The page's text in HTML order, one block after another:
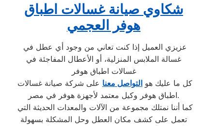
شكاوي صيانة غسالات اطباق
هوفر العجمي
غسالة الملابس المنزلية، أو الأعطال المفاجئة في
غسالات اطباق هوفر
كل ما عليك هو التواصل معنا على شركة صيانة غسالات
اطباق هوفر وكيل معتمد لأجهزة هوفر في مصر.
تعمل على كشف مكان العطل وحل المشكلة بسهولة